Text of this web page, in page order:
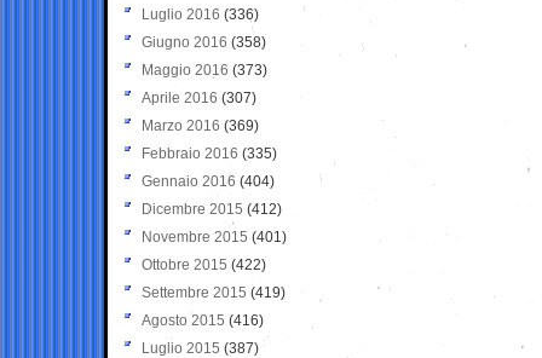
Luglio 2016 (336)
Giugno 2016 (358)
Maggio 2016 (373)
Aprile 2016 (307)
Marzo 2016 (369)
Febbraio 2016 (335)
Gennaio 2016 (404)
Dicembre 2015 (412)
Novembre 2015 (401)
Ottobre 2015 (422)
Settembre 2015 (419)
Agosto 2015 (416)
Luglio 2015 (387)